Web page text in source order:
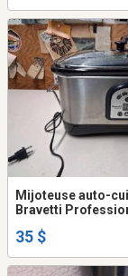
Mijoteuse auto-
Bravetti
35 $